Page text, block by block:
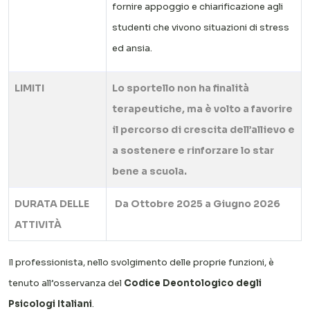
fornire appoggio e chiarificazione agli
studenti che vivono situazioni di stress
ed ansia.
LIMITI
Lo sportello non ha finalità
terapeutiche, ma è volto a favorire
il percorso di crescita dell’allievo e
a sostenere e rinforzare lo star
bene a scuola.
DURATA DELLE
ATTIVITÀ
Da Ottobre 2025 a Giugno 2026
Il professionista, nello svolgimento delle proprie funzioni, è
tenuto all’osservanza del Codice Deontologico degli
Psicologi Italiani.